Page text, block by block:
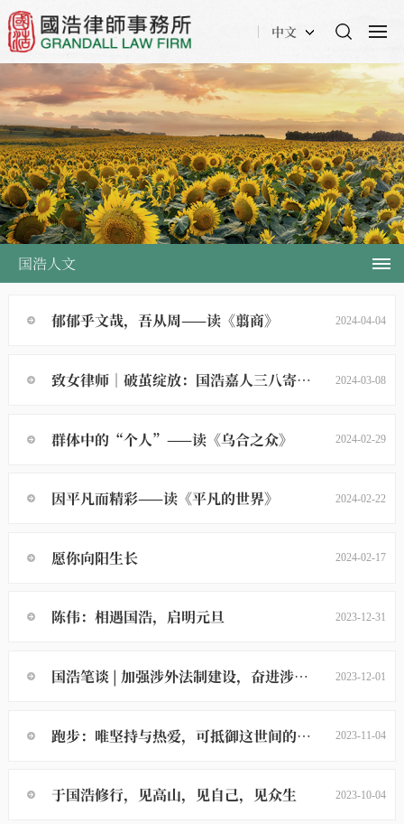
中文
国浩人文
郁郁乎文哉，吾从周——读《翦商》 2024-04-04
致女律师｜破茧绽放：国浩嘉人三八寄语特辑 2024-03-08
群体中的“个人”——读《乌合之众》 2024-02-29
因平凡而精彩——读《平凡的世界》 2024-02-22
愿你向阳生长 2024-02-17
陈伟：相遇国浩，启明元旦 2023-12-31
国浩笔谈 | 加强涉外法制建设，奋进涉外法律服务 2023-12-01
跑步：唯坚持与热爱，可抵御这世间的辛苦 2023-11-04
于国浩修行，见高山，见自己，见众生 2023-10-04